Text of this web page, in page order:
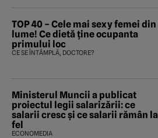
TOP 40 – Cele mai sexy femei din
lume! Ce dietă ține ocupanta
primului loc
CE SE ÎNTÂMPLĂ, DOCTORE?
Ministerul Muncii a publicat
proiectul legii salarizării: ce
salarii cresc și ce salarii rămân la
fel
ECONOMEDIA